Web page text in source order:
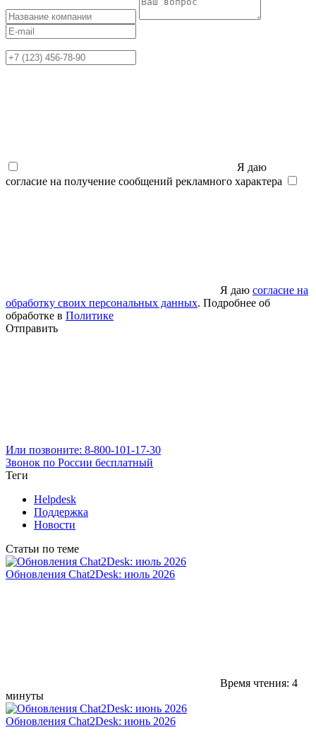
Я даю
согласие на получение сообщений рекламного характера
Я даю согласие на
обработку своих персональных данных. Подробнее об
обработке в Политике
Отправить
Или позвоните: 8-800-101-17-30
Звонок по России бесплатный
Теги
Helpdesk
Поддержка
Новости
Статьи по теме
Обновления Chat2Desk: июль 2026
Время чтения: 4
минуты
Обновления Chat2Desk: июнь 2026